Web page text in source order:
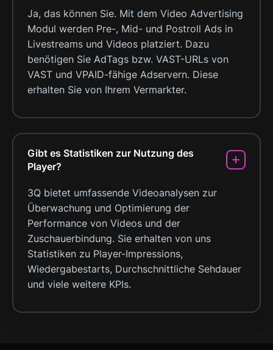
Ja, das können Sie. Mit dem Video Advertising
Modul werden Pre-, Mid- und Postroll Ads in
Livestreams und Videos platziert. Dazu
benötigen Sie AdTags bzw. VAST-URLs von
VAST und VPAID-fähige Adservern. Diese
erhalten Sie von Ihrem Vermarkter.
Gibt es Statistiken zur Nutzung des
Player?
3Q bietet umfassende Videoanalysen zur
Überwachung und Optimierung der
Performance von Videos und der
Zuschauerbindung. Sie erhalten von uns
Statistiken zu Player-Impressions,
Wiedergabestarts, Durchschnittliche Sehdauer
und viele weitere KPIs.